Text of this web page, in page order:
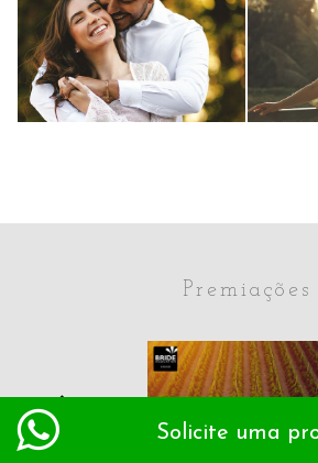
Solicite uma
0
LUCIANA E YAGO
130
Premiações